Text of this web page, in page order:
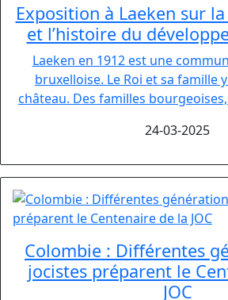
Exposition à Laeken sur
et l’histoire du
Laeken en 1912 est une
bruxelloise. Le Roi et sa famille
château. Des familles
24-03-2025
Colombie : Différentes
jocistes préparent le
JOC